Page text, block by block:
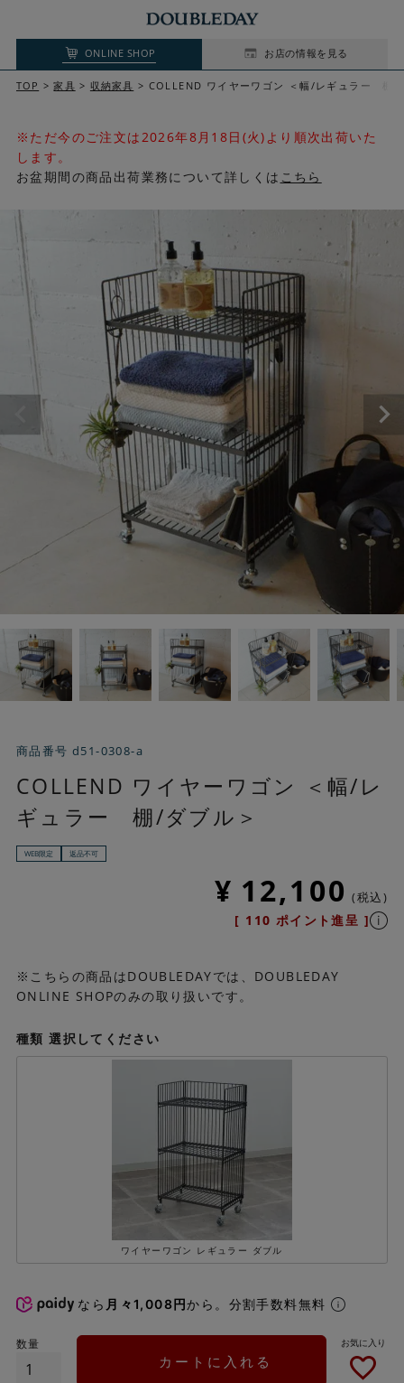
ONLINE SHOP お店の情報を見る
TOP 家具 収納家具 COLLEND ワイヤーワゴン ＜幅/レギュラー 棚/
※ただ今のご注文は2026年8月18日(火)より順次出荷いた
します。
お盆期間の商品出荷業務について詳しくは こちら
商品番号 d51-0308-a
COLLEND ワイヤーワゴン ＜幅/レ
ギュラー 棚/ダブル＞
WEB限定 返品不可
¥ 12,100 税込
[ 110 ポイント進呈 ]
※こちらの商品はDOUBLEDAYでは、DOUBLEDAY
ONLINE SHOPのみの取り扱いです。
種類 選択してください
ワイヤーワゴン レギュラー ダブル
なら 月々1,008円から。分割手数料無料
カートに入れる